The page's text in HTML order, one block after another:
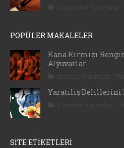
POPÜLER MAKALELER
Kana Kırmızı
Alyuvarlar
Yaratılış
SİTE ETİKETLERİ